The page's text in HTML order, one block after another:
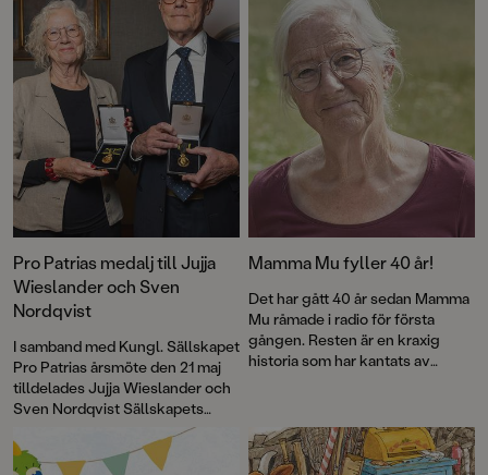
självklara. I år uppmärksammades Sven och Jujja med en kunglig
medalj!
Pro Patrias medalj till Jujja
Wieslander och Sven
Nordqvist
I samband med Kungl. Sällskapet
Pro Patrias årsmöte den 21 maj
tilldelades Jujja Wieslander och
Sven Nordqvist Sällskapets
guldmedalj För medborgerliga
förtjänster i 8:e storleken.
Mamma Mu fyller 40 år!
Det har gått 40 år sedan Mamma
Mu råmade i radio för första
gången. Resten är en kraxig
historia som har kantats av
jubileet med en ny pekbok:
Kråkans kläder.